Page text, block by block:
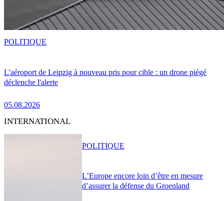
L'aéroport de Leipzig à nouveau pris pour cible : un drone piégé
déclenche l'alerte
05.08.2026
POLITIQUE
INTERNATIONAL
L’Europe encore loin d’être en mesure
d’assurer la défense du Groenland
POLITIQUE